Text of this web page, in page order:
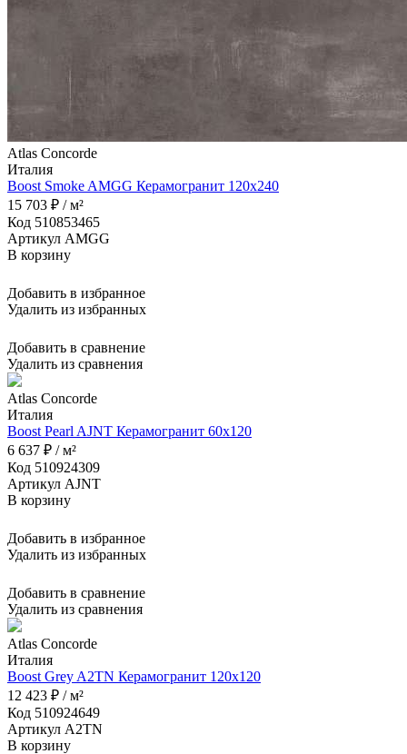
Atlas Concorde
Италия
Boost Smoke AMGG Керамогранит 120x240
15 703 ₽ / м²
Код 510853465
Артикул AMGG
В корзину
Добавить в избранное
Удалить из избранных
Добавить в сравнение
Удалить из сравнения
Atlas Concorde
Италия
Boost Pearl AJNT Керамогранит 60x120
6 637 ₽ / м²
Код 510924309
Артикул AJNT
В корзину
Добавить в избранное
Удалить из избранных
Добавить в сравнение
Удалить из сравнения
Atlas Concorde
Италия
Boost Grey A2TN Керамогранит 120x120
12 423 ₽ / м²
Код 510924649
Артикул A2TN
В корзину